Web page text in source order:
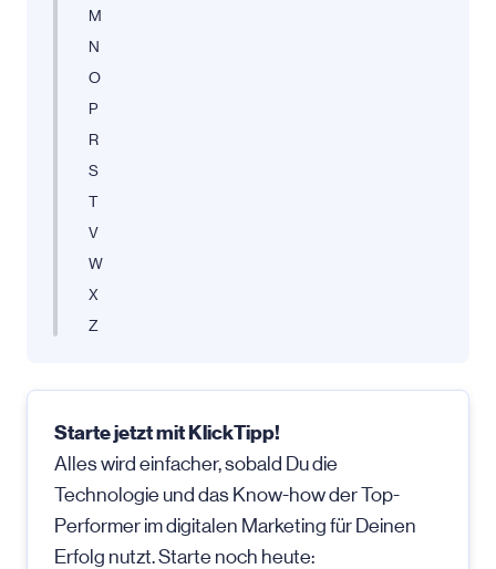
M
N
O
P
R
S
T
V
W
X
Z
Starte jetzt mit KlickTipp!
Alles wird einfacher, sobald Du die
Technologie und das Know-how der Top-
Performer im digitalen Marketing für Deinen
Erfolg nutzt. Starte noch heute: